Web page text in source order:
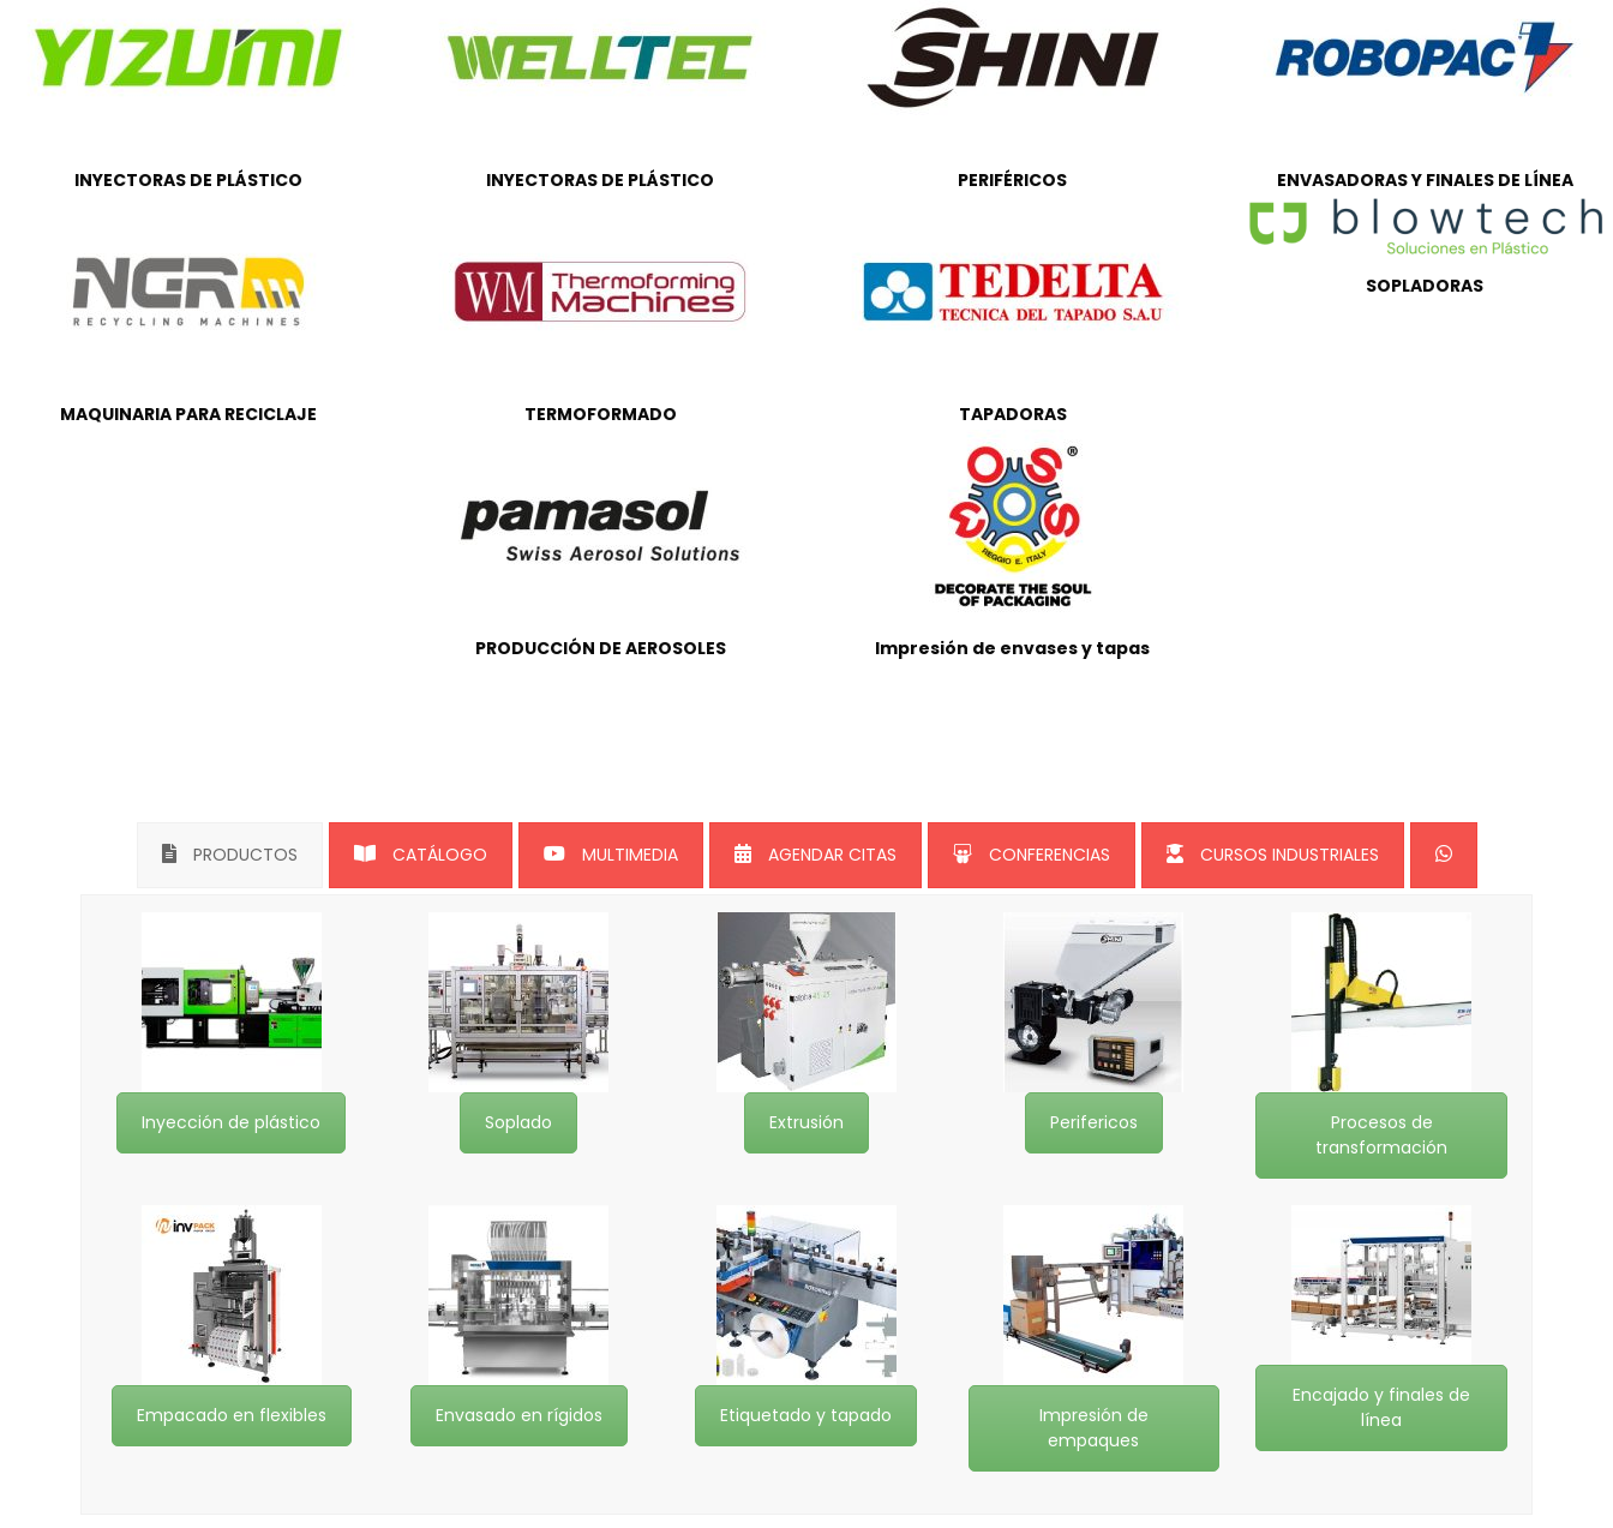
INYECTORAS DE PLÁSTICO INYECTORAS DE PLÁSTICO PERIFÉRICOS ENVASADORAS Y FINALES DE LÍNEA
MAQUINARIA PARA RECICLAJE TERMOFORMADO TAPADORAS
SOPLADORAS
PRODUCCIÓN DE AEROSOLES Impresión de envases y tapas
PRODUCTOS CATÁLOGO MULTIMEDIA AGENDAR CITAS CONFERENCIAS CURSOS INDUSTRIALES
Inyección de plástico Soplado Extrusión Perifericos
Procesos de
transformación
Empacado en flexibles Envasado en rígidos Etiquetado y tapado
Impresión de
empaques
Encajado y finales de
línea